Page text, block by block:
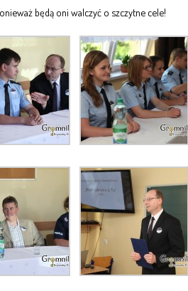
będą oni walczyć o szczytne cele!